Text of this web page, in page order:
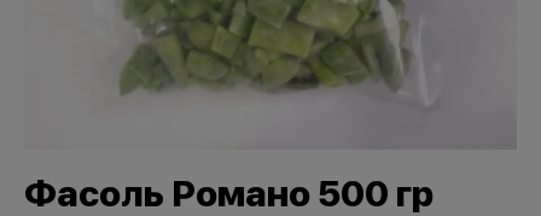
Фасоль Романо 500 гр